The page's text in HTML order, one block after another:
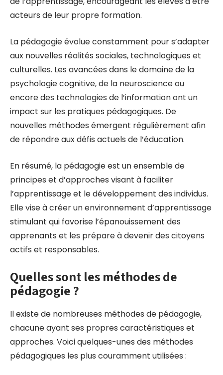
acteurs de leur propre formation.
La pédagogie évolue constamment pour s’adapter
aux nouvelles réalités sociales, technologiques et
culturelles. Les avancées dans le domaine de la
psychologie cognitive, de la neuroscience ou
encore des technologies de l’information ont un
impact sur les pratiques pédagogiques. De
nouvelles méthodes émergent régulièrement afin
de répondre aux défis actuels de l’éducation.
En résumé, la pédagogie est un ensemble de
principes et d’approches visant à faciliter
l’apprentissage et le développement des individus.
Elle vise à créer un environnement d’apprentissage
stimulant qui favorise l’épanouissement des
apprenants et les prépare à devenir des citoyens
actifs et responsables.
Quelles sont les méthodes de
pédagogie ?
Il existe de nombreuses méthodes de pédagogie,
chacune ayant ses propres caractéristiques et
approches. Voici quelques-unes des méthodes
pédagogiques les plus couramment utilisées :